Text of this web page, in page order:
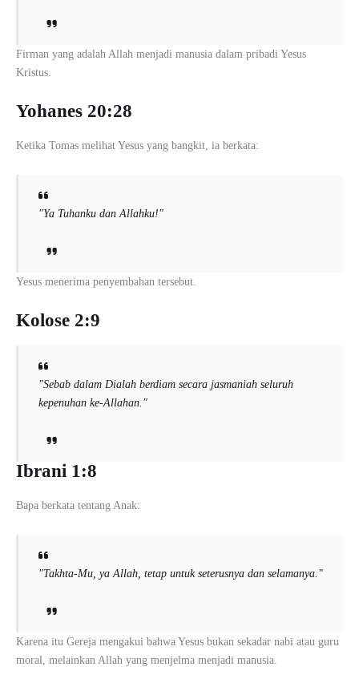
Firman yang adalah Allah menjadi manusia dalam pribadi Yesus
Kristus.
Yohanes 20:28
Ketika Tomas melihat Yesus yang bangkit, ia berkata:
"Ya Tuhanku dan Allahku!"
Yesus menerima penyembahan tersebut.
Kolose 2:9
"Sebab dalam Dialah berdiam secara jasmaniah seluruh
kepenuhan ke-Allahan."
Ibrani 1:8
Bapa berkata tentang Anak:
"Takhta-Mu, ya Allah, tetap untuk seterusnya dan selamanya."
Karena itu Gereja mengakui bahwa Yesus bukan sekadar nabi atau guru
moral, melainkan Allah yang menjelma menjadi manusia.